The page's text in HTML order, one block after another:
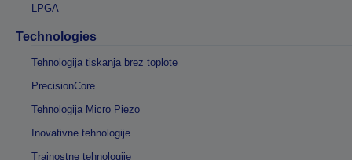
LPGA
Technologies
Tehnologija tiskanja brez toplote
PrecisionCore
Tehnologija Micro Piezo
Inovativne tehnologije
Trajnostne tehnologije